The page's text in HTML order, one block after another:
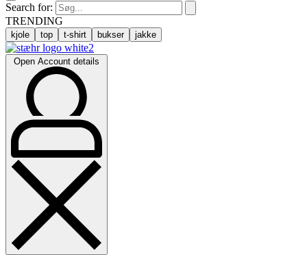
Search for:
TRENDING
kjole top t-shirt bukser jakke
Open Account details